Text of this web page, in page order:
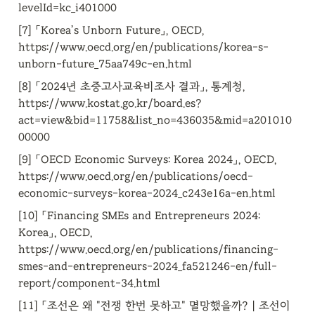
levelId=kc_i401000
[7] 「Korea’s Unborn Future」, OECD,
https://www.oecd.org/en/publications/korea-s-
unborn-future_75aa749c-en.html
[8] 「2024년 초중고사교육비조사 결과」, 통계청,
https://www.kostat.go.kr/board.es?
act=view&bid=11758&list_no=436035&mid=a201010
00000
[9] 「OECD Economic Surveys: Korea 2024」, OECD,
https://www.oecd.org/en/publications/oecd-
economic-surveys-korea-2024_c243e16a-en.html
[10] 「Financing SMEs and Entrepreneurs 2024:
Korea」, OECD,
https://www.oecd.org/en/publications/financing-
smes-and-entrepreneurs-2024_fa521246-en/full-
report/component-34.html
[11] 「조선은 왜 "전쟁 한번 못하고" 멸망했을까?｜조선이